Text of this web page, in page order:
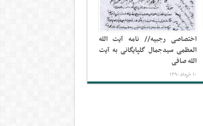
اختصاصی رجبیه// نامه آیت الله
العظمی سیدجمال گلپایگانی به آیت
الله صافی
۱۰ خرداد ۱۳۹۰